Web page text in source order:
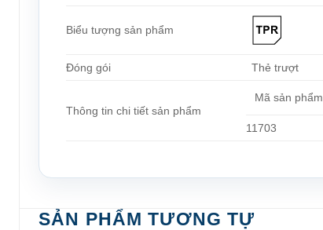
Biểu tượng sản phẩm
Đóng gói Thẻ trượt
Thông tin chi tiết sản phẩm
Mã sản phẩm
11703
SẢN PHẨM TƯƠNG TỰ